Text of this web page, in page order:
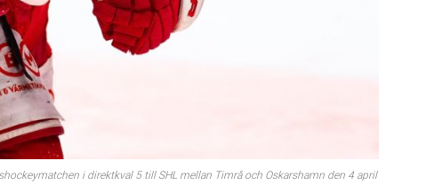
i direktkval 5 till SHL mellan Timrå och Oskarshamn den 4 april